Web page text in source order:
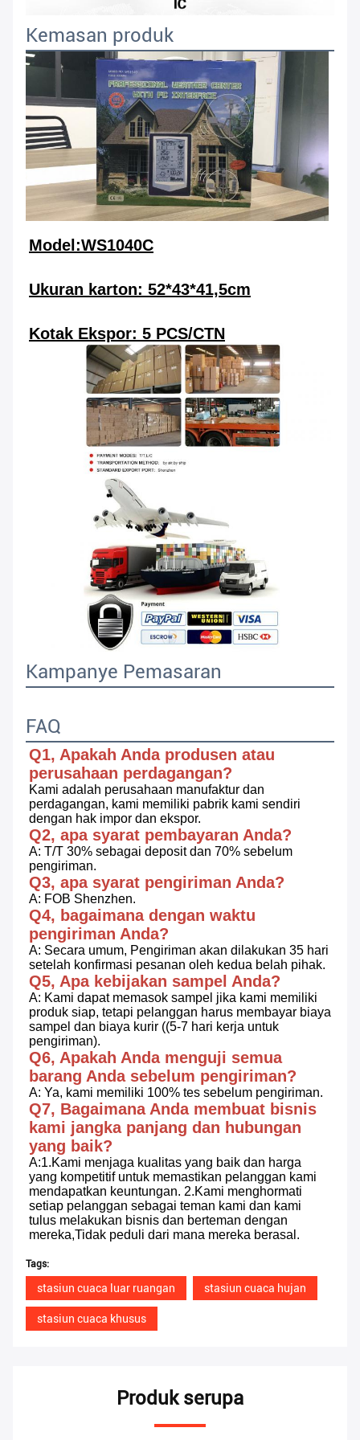
Kemasan produk
Model:WS1040C
Ukuran karton: 52*43*41,5cm
Kotak Ekspor: 5 PCS/CTN
Kampanye Pemasaran
FAQ
Q1, Apakah Anda produsen atau
perusahaan perdagangan?
Kami adalah perusahaan manufaktur dan
perdagangan, kami memiliki pabrik kami sendiri
dengan hak impor dan ekspor.
Q2, apa syarat pembayaran Anda?
A: T/T 30% sebagai deposit dan 70% sebelum
pengiriman.
Q3, apa syarat pengiriman Anda?
A: FOB Shenzhen.
Q4, bagaimana dengan waktu
pengiriman Anda?
A: Secara umum, Pengiriman akan dilakukan 35 hari
setelah konfirmasi pesanan oleh kedua belah pihak.
Q5, Apa kebijakan sampel Anda?
A: Kami dapat memasok sampel jika kami memiliki
produk siap, tetapi pelanggan harus membayar biaya
sampel dan biaya kurir ((5-7 hari kerja untuk
pengiriman).
Q6, Apakah Anda menguji semua
barang Anda sebelum pengiriman?
A: Ya, kami memiliki 100% tes sebelum pengiriman.
Q7, Bagaimana Anda membuat bisnis
kami jangka panjang dan hubungan
yang baik?
A:1.Kami menjaga kualitas yang baik dan harga
yang kompetitif untuk memastikan pelanggan kami
mendapatkan keuntungan. 2.Kami menghormati
setiap pelanggan sebagai teman kami dan kami
tulus melakukan bisnis dan berteman dengan
mereka,Tidak peduli dari mana mereka berasal.
Tags:
stasiun cuaca luar ruangan stasiun cuaca hujan
stasiun cuaca khusus
Produk serupa